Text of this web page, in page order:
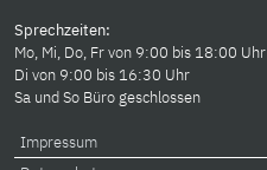
Sprechzeiten:
Mo, Mi, Do, Fr von 9:00 bis 18:00 Uhr
Di von 9:00 bis 16:30 Uhr
Sa und So Büro geschlossen
Impressum